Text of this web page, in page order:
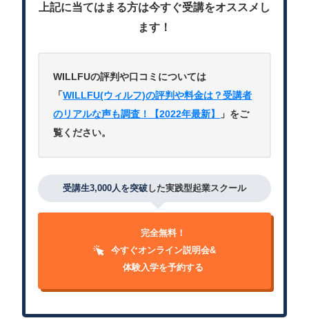
上記に当てはまる方は今すぐ受講をオススメし
ます！
WILLFUの評判や口コミについては
「WILLFU(ウィルフ)の評判や料金は？受講者
のリアルな声も調査！【2022年最新】
」をご
覧ください。
受講生3,000人を突破 した実践型起業スクール
完全無料！
今すぐオンライン説明会&
体験入学を予約する